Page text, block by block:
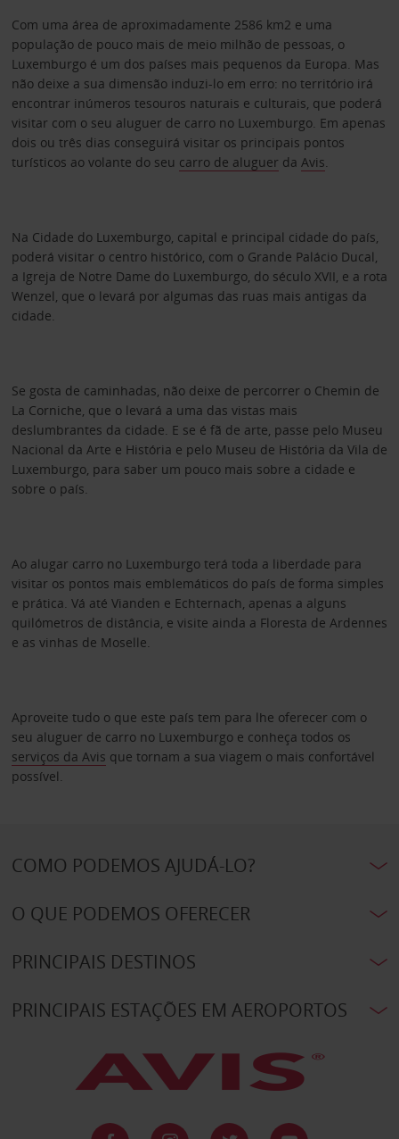
Com uma área de aproximadamente 2586 km2 e uma
população de pouco mais de meio milhão de pessoas, o
Luxemburgo é um dos países mais pequenos da Europa. Mas
não deixe a sua dimensão induzi-lo em erro: no território irá
encontrar inúmeros tesouros naturais e culturais, que poderá
visitar com o seu aluguer de carro no Luxemburgo. Em apenas
dois ou três dias conseguirá visitar os principais pontos
turísticos ao volante do seu carro de aluguer da Avis.
Na Cidade do Luxemburgo, capital e principal cidade do país,
poderá visitar o centro histórico, com o Grande Palácio Ducal,
a Igreja de Notre Dame do Luxemburgo, do século XVII, e a rota
Wenzel, que o levará por algumas das ruas mais antigas da
cidade.
Se gosta de caminhadas, não deixe de percorrer o Chemin de
La Corniche, que o levará a uma das vistas mais
deslumbrantes da cidade. E se é fã de arte, passe pelo Museu
Nacional da Arte e História e pelo Museu de História da Vila de
Luxemburgo, para saber um pouco mais sobre a cidade e
sobre o país.
Ao alugar carro no Luxemburgo terá toda a liberdade para
visitar os pontos mais emblemáticos do país de forma simples
e prática. Vá até Vianden e Echternach, apenas a alguns
quilómetros de distância, e visite ainda a Floresta de Ardennes
e as vinhas de Moselle.
Aproveite tudo o que este país tem para lhe oferecer com o
seu aluguer de carro no Luxemburgo e conheça todos os
serviços da Avis que tornam a sua viagem o mais confortável
possível.
COMO PODEMOS AJUDÁ-LO?
O QUE PODEMOS OFERECER
PRINCIPAIS DESTINOS
PRINCIPAIS ESTAÇÕES EM AEROPORTOS